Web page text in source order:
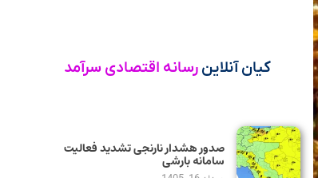
کیان آنلاین رسانه اقتصادی سرآمد
صدور هشدار نارنجی تشدید فعالیت
سامانه بارشی